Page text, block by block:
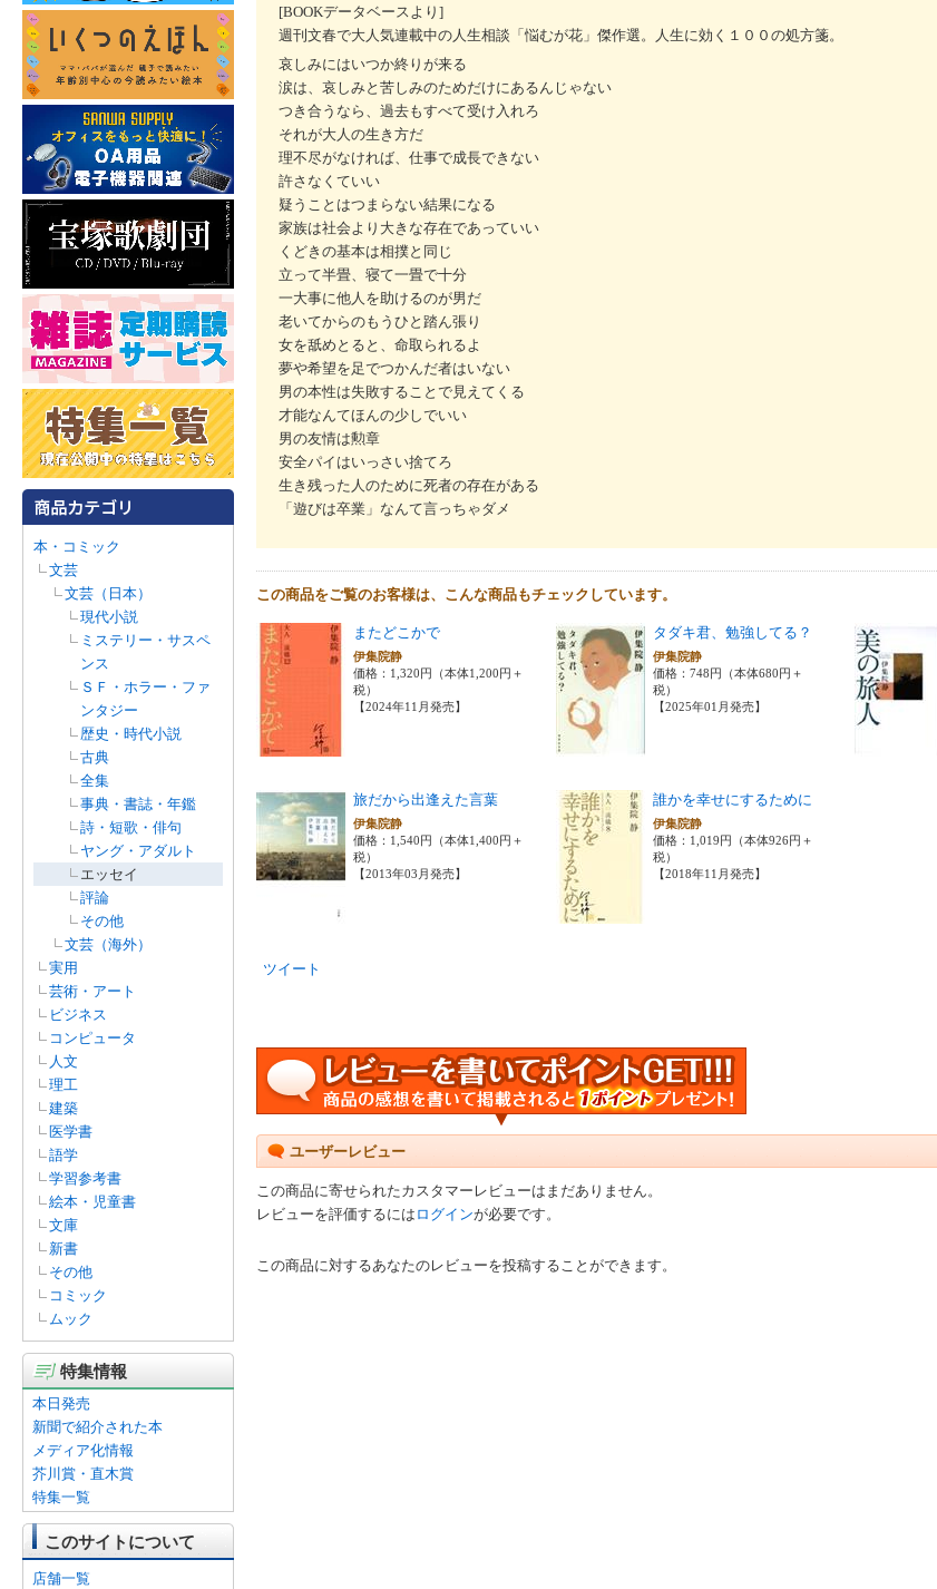
本・コミック
文芸
文芸（日本）
現代小説
ミステリー・サスペ
ンス
ＳＦ・ホラー・ファ
ンタジー
歴史・時代小説
古典
全集
事典・書誌・年鑑
詩・短歌・俳句
ヤング・アダルト
エッセイ
評論
その他
文芸（海外）
実用
芸術・アート
ビジネス
コンピュータ
人文
理工
建築
医学書
語学
学習参考書
絵本・児童書
文庫
新書
その他
コミック
ムック
特集情報
本日発売
新聞で紹介された本
メディア化情報
芥川賞・直木賞
特集一覧
このサイトについて
店舗一覧
[BOOKデータベースより]
週刊文春で大人気連載中の人生相談「悩むが花」傑作選。人生に効く１００の処方箋。
哀しみにはいつか終りが来る
涙は、哀しみと苦しみのためだけにあるんじゃない
つき合うなら、過去もすべて受け入れろ
それが大人の生き方だ
理不尽がなければ、仕事で成長できない
許さなくていい
疑うことはつまらない結果になる
家族は社会より大きな存在であっていい
くどきの基本は相撲と同じ
立って半畳、寝て一畳で十分
一大事に他人を助けるのが男だ
老いてからのもうひと踏ん張り
女を舐めとると、命取られるよ
夢や希望を足でつかんだ者はいない
男の本性は失敗することで見えてくる
才能なんてほんの少しでいい
男の友情は勲章
安全パイはいっさい捨てろ
生き残った人のために死者の存在がある
「遊びは卒業」なんて言っちゃダメ
この商品をご覧のお客様は、こんな商品もチェックしています。
またどこかで
伊集院静
価格：1,320円（本体1,200円＋
税）
【2024年11月発売】
タダキ君、勉強してる？
伊集院静
価格：748円（本体680円＋
税）
【2025年01月発売】
旅だから出逢えた言葉
伊集院静
価格：1,540円（本体1,400円＋
税）
【2013年03月発売】
誰かを幸せにするために
伊集院静
価格：1,019円（本体926円＋
税）
【2018年11月発売】
ツイート
ユーザーレビュー
この商品に寄せられたカスタマーレビューはまだありません。
レビューを評価するには ログインが必要です。
この商品に対するあなたのレビューを投稿することができます。